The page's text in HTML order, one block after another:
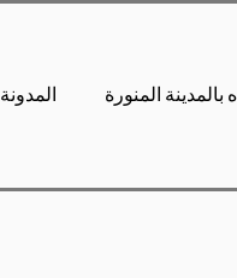
المنورة المدونة